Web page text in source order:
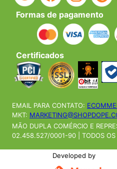
Formas de pagamento
Certificados
EMAIL PARA CONTATO:
MKT:
MÃO DUPLA COMÉRCIO E
02.458.527/0001-90 | TODOS OS
Developed by